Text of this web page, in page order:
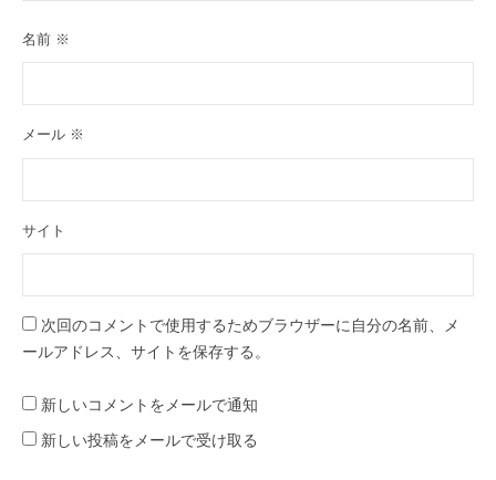
名前 ※
メール ※
サイト
次回のコメントで使用するためブラウザーに自分の名前、メ
ールアドレス、サイトを保存する。
新しいコメントをメールで通知
新しい投稿をメールで受け取る